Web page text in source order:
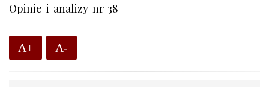
Opinie i analizy nr 38
A+ A-